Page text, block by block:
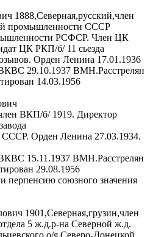
1888,Северная,русский,член
промышленности СССР
РСФСР. Член ЦК
ЦК РКП/б/ 11 сьезда
Орден Ленина 17.01.1936
29.10.1937 ВМН.Расстрелян
14.03.1956
ВКП/б/ 1919. Директор
Орден Ленина 27.03.1934.
15.11.1937 ВМН.Расстрелян
29.08.1956
союзного значения
1901,Северная,грузин,член
5 ж.д.р-на Северной ж.д.